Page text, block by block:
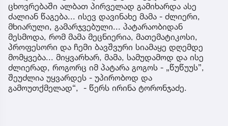
ცხოვრებაში ალბათ პირველად გამიხარდა ასე
ძალიან წაგება... ისევ დავინახე მამა - ძლიერი,
მხიარული, გამარჯვებული... პატარაობიდან
მესმოდა, რომ მამა მეცნიერია, მათემატიკოსი,
პროფესორი და ჩემი ბავშვური სიამაყე დღემდე
მომყვება... მიყვარხარ, მამა, სამუდამოდ და ისე
ძლიერად, როგორც იმ პატარა გოგოს - „წუწუუს”,
შეუძლია უყვარდეს - უპირობოდ და
გამოუთქმელად“, - წერს ირინა ტორონჯაძე.